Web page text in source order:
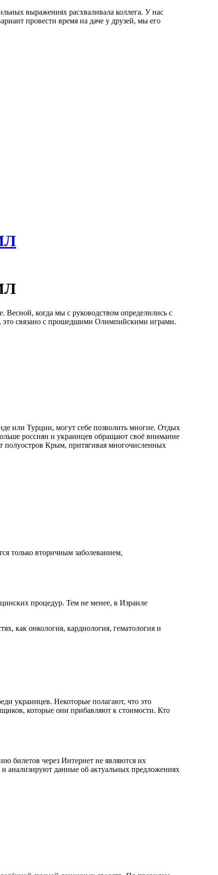
выражениях расхваливала коллега. У нас
провести время на даче у друзей, мы его
когда мы с руководством определились с
это связано с прошедшими Олимпийскими играми.
или Турции, могут себе позволить многие. Отдых
россиян и украинцев обращают своё внимание
полуостров Крым, притягивая многочисленных
только вторичным заболеванием,
процедур. Тем не менее, в Израиле
как онкология, кардиология, гематология и
украинцев. Некоторые полагают, что это
которые они прибавляют к стоимости. Кто
билетов через Интернет не являются их
анализируют данные об актуальных предложениях